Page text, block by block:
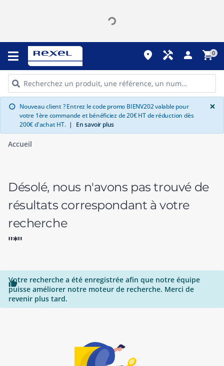
place handyman person shopping_cart0
info Nouveau client ? Entrez le code promo BIENV202 valable pour
votre 1ère commande et bénéficiez de 20€ HT de réduction dès
200€ d'achat HT. | En savoir plus
×
Accueil
Désolé, nous n'avons pas trouvé de
résultats correspondant à votre
recherche
"*"

Votre recherche a été enregistrée afin que notre équipe
puisse améliorer notre moteur de recherche. Merci de
revenir plus tard.